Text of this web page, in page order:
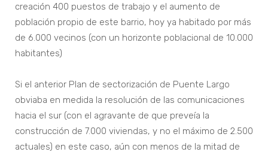
creación 400 puestos de trabajo y el aumento de
población propio de este barrio, hoy ya habitado por más
de 6.000 vecinos (con un horizonte poblacional de 10.000
habitantes)
Si el anterior Plan de sectorización de Puente Largo
obviaba en medida la resolución de las comunicaciones
hacia el sur (con el agravante de que preveía la
construcción de 7.000 viviendas, y no el máximo de 2.500
actuales) en este caso, aún con menos de la mitad de